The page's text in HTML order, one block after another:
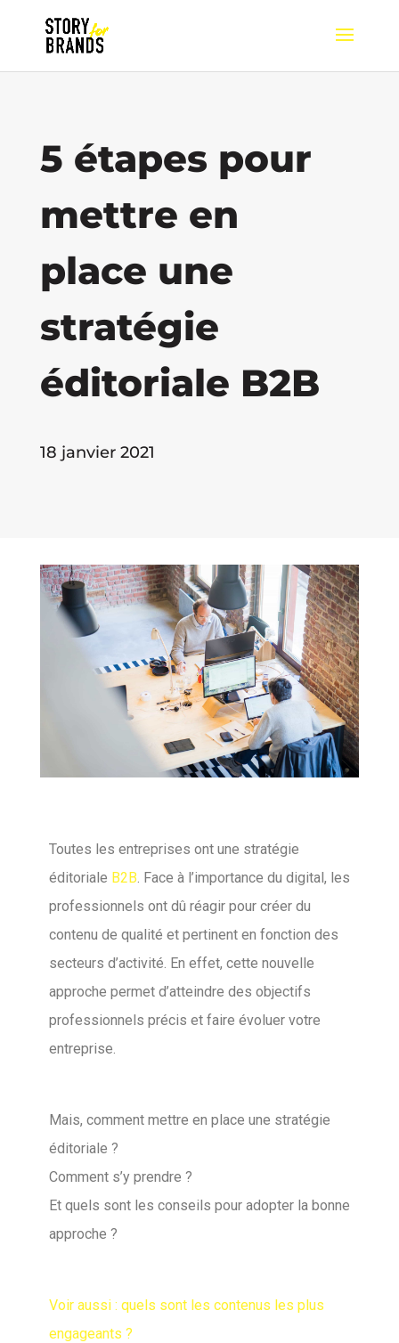
5 étapes pour
mettre en
place une
stratégie
éditoriale B2B
18 janvier 2021
Toutes les entreprises ont une stratégie
éditoriale B2B. Face à l’importance du digital, les
professionnels ont dû réagir pour créer du
contenu de qualité et pertinent en fonction des
secteurs d’activité. En effet, cette nouvelle
approche permet d’atteindre des objectifs
professionnels précis et faire évoluer votre
entreprise.
Mais, comment mettre en place une stratégie
éditoriale ?
Comment s’y prendre ?
Et quels sont les conseils pour adopter la bonne
approche ?
Voir aussi : quels sont les contenus les plus
engageants ?